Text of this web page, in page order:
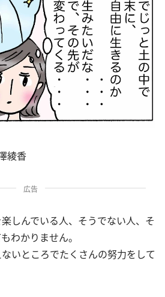
綾香
広告
しんでいる人、そうでない人、そ
わかりません。
いところでたくさんの努力をして